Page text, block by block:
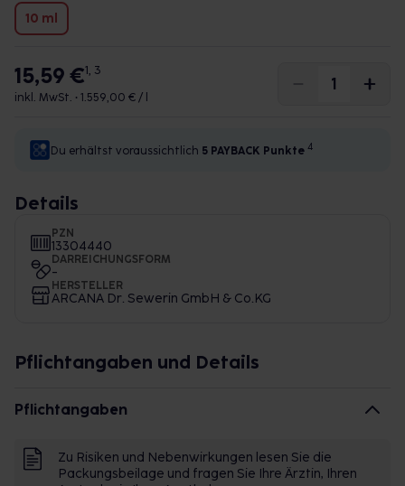
10 ml
15,59 €1, 3
inkl. MwSt. • 1.559,00 € / l
Du erhältst voraussichtlich 5 PAYBACK Punkte 4
Details
PZN
13304440
DARREICHUNGSFORM
-
HERSTELLER
ARCANA Dr. Sewerin GmbH & Co.KG
Pflichtangaben und Details
Pflichtangaben
Zu Risiken und Nebenwirkungen lesen Sie die
Packungsbeilage und fragen Sie Ihre Ärztin, Ihren